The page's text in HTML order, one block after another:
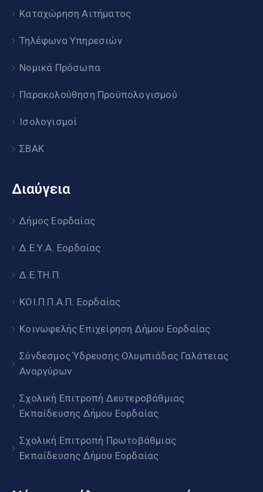
Καταχώρηση Αιτήματος
Τηλέφωνα Υπηρεσιών
Νομικά Πρόσωπα
Παρακολούθηση Προϋπολογισμού
Ισολογισμοί
ΣΒΑΚ
Διαύγεια
Δήμος Εορδαίας
Δ.Ε.Υ.Α. Εορδαίας
Δ.Ε.ΤΗ.Π.
ΚΟΙ.Π.Π.Α.Π. Εορδαίας
Κοινωφελής Επιχείρηση Δήμου Εορδαίας
Σύνδεσμος Ύδρευσης Ολυμπιάδας Γαλάτειας
Αναργύρων
Σχολική Επιτροπή Δευτεροβάθμιας
Εκπαίδευσης Δήμου Εορδαίας
Σχολική Επιτροπή Πρωτοβάθμιας
Εκπαίδευσης Δήμου Εορδαίας